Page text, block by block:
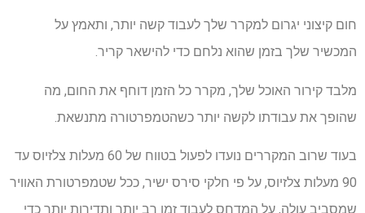
חום קיצוני יגרום למקרר שלך לעבוד קשה יותר, ותאמץ על
המכשיר שלך בזמן שהוא נלחם כדי להישאר קריר.
מלבד קירור האוכל שלך, מקרר כל הזמן דוחף את החום, מה
שהופך את עבודתו לקשה יותר כשהטמפרטורה מתנשאת.
בעוד שרוב המקררים נועדו לפעול בטווח של 60 מעלות צלזיוס עד
90 מעלות צלזיוס, על פי חלקי סירס ישיר, ככל שטמפרטורת האוויר
שמסביב עולה, על המדחס לעבוד זמן רב יותר ותדירות יותר כדי